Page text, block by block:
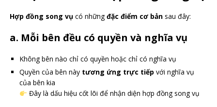
Hợp đồng song vụ có nhữngđặc điểm cơ bản sau đây:
a. Mỗi bên đều có quyền và nghĩa vụ
Không bên nào chỉ có quyền hoặc chỉ có nghĩa vụ
Quyền của bên này tương ứng trực tiếp với nghĩa vụ
của bên kia
Đây là dấu hiệu cốt lõi để nhận diện hợp đồng song vụ